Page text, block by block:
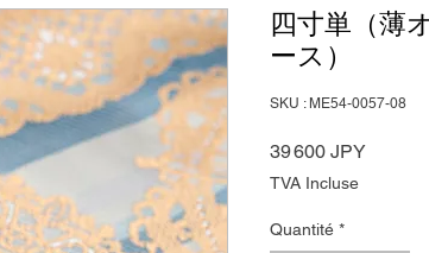
四寸単（薄
ース）
SKU : ME54-0057-08
39 600 JPYPrix
TVA Incluse
Quantité *